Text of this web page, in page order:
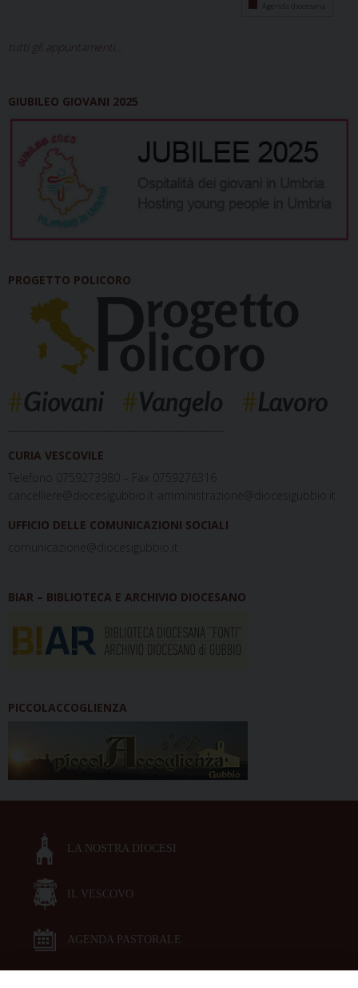
Agenda diocesana
tutti gli appuntamenti...
GIUBILEO GIOVANI 2025
PROGETTO POLICORO
CURIA VESCOVILE
Telefono 0759273980 – Fax 0759276316
cancelliere@diocesigubbio.it amministrazione@diocesigubbio.it
UFFICIO DELLE COMUNICAZIONI SOCIALI
comunicazione@diocesigubbio.it
BIAR – BIBLIOTECA E ARCHIVIO DIOCESANO
PICCOLACCOGLIENZA
LA NOSTRA DIOCESI
IL VESCOVO
AGENDA PASTORALE